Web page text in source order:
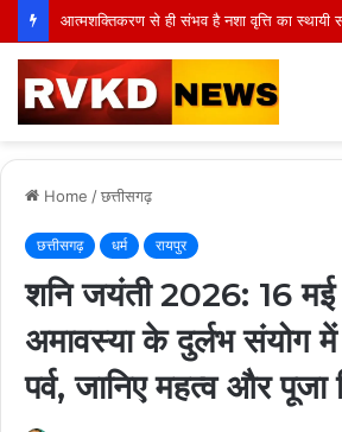
आत्मशक्तिकरण से ही संभव है नशा वृत्ति का स्थायी
Home /छत्तीसगढ़
छत्तीसगढ़ धर्म रायपुर
शनि जयंती 2026: 16 मई
अमावस्या के दुर्लभ संयोग में
पर्व, जानिए महत्व और पूजा